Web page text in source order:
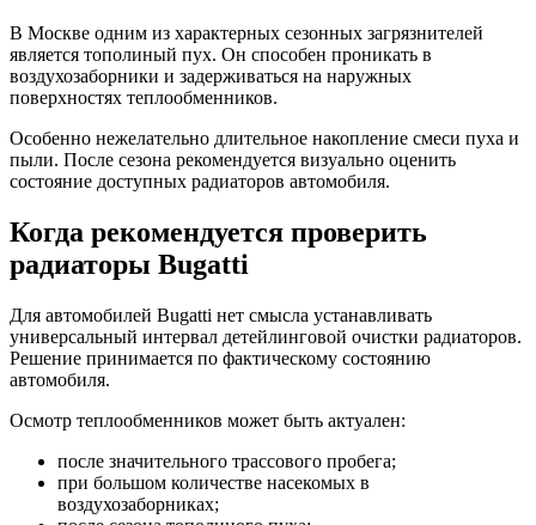
В Москве одним из характерных сезонных загрязнителей
является тополиный пух. Он способен проникать в
воздухозаборники и задерживаться на наружных
поверхностях теплообменников.
Особенно нежелательно длительное накопление смеси пуха и
пыли. После сезона рекомендуется визуально оценить
состояние доступных радиаторов автомобиля.
Когда рекомендуется проверить
радиаторы Bugatti
Для автомобилей Bugatti нет смысла устанавливать
универсальный интервал детейлинговой очистки радиаторов.
Решение принимается по фактическому состоянию
автомобиля.
Осмотр теплообменников может быть актуален:
после значительного трассового пробега;
при большом количестве насекомых в
воздухозаборниках;